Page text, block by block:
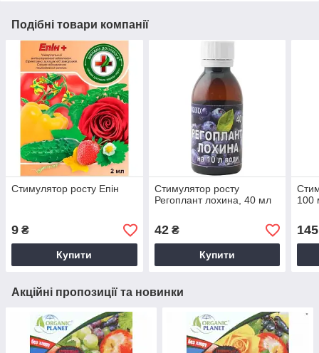
Подібні товари компанії
Стимулятор росту Епін
9 ₴
Купити
Стимулятор росту
Регоплант лохина, 40 мл
42₴
Купити
100
145
Акційні пропозиції та новинки